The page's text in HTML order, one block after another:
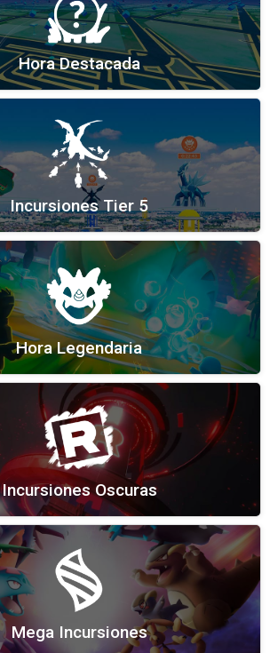
Hora Destacada
Incursiones Tier 5
Hora Legendaria
Incursiones Oscuras
Mega Incursiones